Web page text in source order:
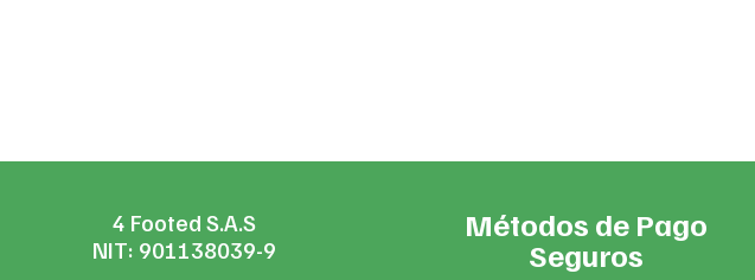
4 Footed S.A.S
NIT: 901138039-9
Métodos de Pago
Seguros